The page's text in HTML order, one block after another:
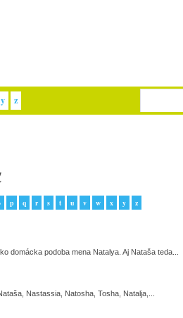
y z
p q r s t u v w x y
z
domácka podoba mena Natalya. Aj Nataša teda...
Nastassia, Natosha, Tosha, Natalja,...